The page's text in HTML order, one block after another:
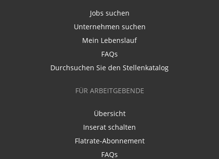
Jobs suchen
Unternehmen suchen
Mein Lebenslauf
FAQs
Durchsuchen Sie den Stellenkatalog
FÜR ARBEITGEBENDE
Übersicht
Inserat schalten
Flatrate-Abonnement
FAQs